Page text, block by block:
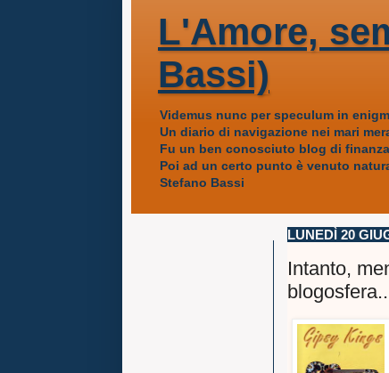
L'Amore,
Bassi)
Videmus nunc per speculum in
Un diario di navigazione nei mari
Fu un ben conosciuto blog di
Poi ad un certo punto è venuto
Stefano Bassi
LUNEDÌ 20
Intanto,